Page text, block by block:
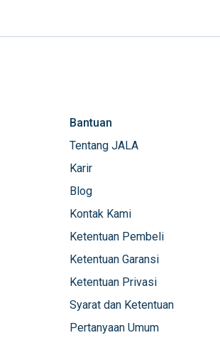
Bantuan
Tentang JALA
Karir
Blog
Kontak Kami
Ketentuan Pembeli
Ketentuan Garansi
Ketentuan Privasi
Syarat dan Ketentuan
Pertanyaan Umum